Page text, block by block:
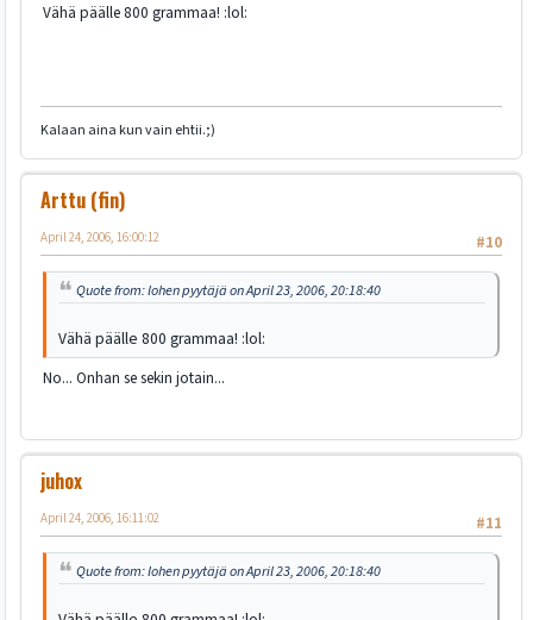
Vähä päälle 800 grammaa! :lol:
Kalaan aina kun vain ehtii.;)
Arttu (fin)
#10
April 24, 2006, 16:00:12
Quote from: lohen pyytäjä on April 23, 2006, 20:18:40
Vähä päälle 800 grammaa! :lol:
No... Onhan se sekin jotain...
juhox
#11
April 24, 2006, 16:11:02
Quote from: lohen pyytäjä on April 23, 2006, 20:18:40